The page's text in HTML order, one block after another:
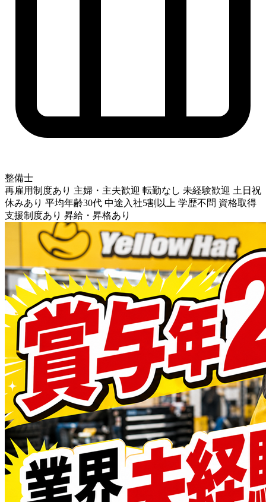
整備士
再雇用制度あり 主婦・主夫歓迎 転勤なし 未経験歓迎 土日祝
休みあり 平均年齢30代 中途入社5割以上 学歴不問 資格取得
支援制度あり 昇給・昇格あり